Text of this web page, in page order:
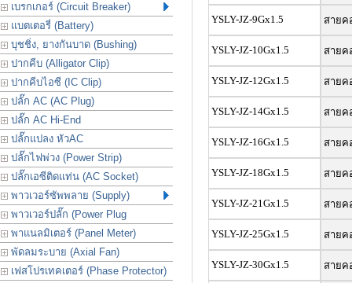
เบรกเกอร์ (Circuit Breaker)
แบตเตอรี่ (Battery)
บุชชิ่ง, ยางกันบาด (Bushing)
ปากคีบ (Alligator Clip)
ปากคีบไอซี (IC Clip)
ปลั๊ก AC (AC Plug)
ปลั๊ก AC Hi-End
ปลั๊กแปลง หัวAC
ปลั๊กไฟพ่วง (Power Strip)
ปลั๊กเอซีติดแท่น (AC Socket)
พาวเวอร์ซัพพลาย (Supply)
พาวเวอร์ปลั๊ก (Power Plug
พาแนลมิเตอร์ (Panel Meter)
พัดลมระบาย (Axial Fan)
เฟสโปรเทคเตอร์ (Phase Protector)
YSLY-JZ-9Gx1.5 สายค
YSLY-JZ-10Gx1.5 สายค
YSLY-JZ-12Gx1.5 สายค
YSLY-JZ-14Gx1.5 สายค
YSLY-JZ-16Gx1.5 สายค
YSLY-JZ-18Gx1.5 สายค
YSLY-JZ-21Gx1.5 สายค
YSLY-JZ-25Gx1.5 สายค
YSLY-JZ-30Gx1.5 สายค